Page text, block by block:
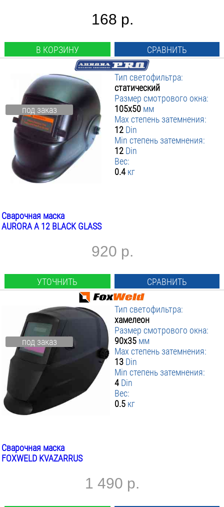
168 р.
В КОРЗИНУ СРАВНИТЬ
под заказ
Тип светофильтра:
статический
Размер смотрового окна:
105х50 мм
Max степень затемнения:
12 Din
Min степень затемнения:
12 Din
Вес:
0.4 кг
Сварочная маска
AURORA A 12 BLACK GLASS
920 р.
УТОЧНИТЬ СРАВНИТЬ
под заказ
Тип светофильтра:
хамелеон
Размер смотрового окна:
90х35 мм
Max степень затемнения:
13 Din
Min степень затемнения:
4 Din
Вес:
0.5 кг
Сварочная маска
FOXWELD KVAZARRUS
1 490 р.